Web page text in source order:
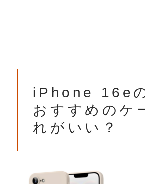
iPhone 16e
おすすめのケ
れがいい？